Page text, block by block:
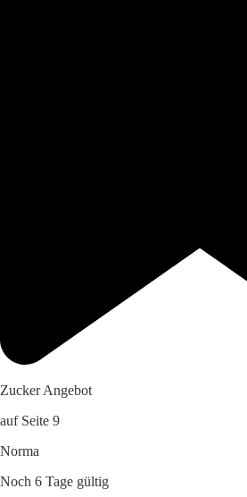
Zucker Angebot
auf Seite 9
Norma
Noch 6 Tage gültig